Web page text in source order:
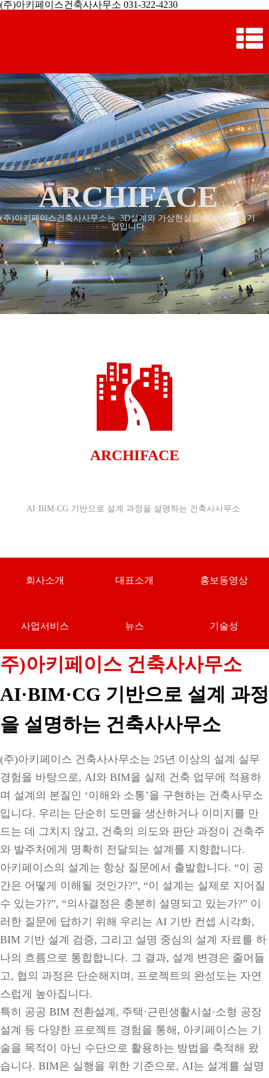
(주)아키페이스건축사사무소 031-322-4230
ARCHIFACE
(주)아키페이스건축사사무소는 3D설계와 가상현실을 특화한 벤처기
업입니다
ARCHIFACE
AI·BIM·CG 기반으로 설계 과정을 설명하는 건축사사무소
회사소개 대표소개 홍보동영상
사업서비스 뉴스 기술성
주)아키페이스 건축사사무소
AI·BIM·CG 기반으로 설계 과정
을 설명하는 건축사사무소
(주)아키페이스 건축사사무소는 25년 이상의 설계 실무
경험을 바탕으로, AI와 BIM을 실제 건축 업무에 적용하
며 설계의 본질인 ‘이해와 소통’을 구현하는 건축사무소
입니다. 우리는 단순히 도면을 생산하거나 이미지를 만
드는 데 그치지 않고, 건축의 의도와 판단 과정이 건축주
와 발주처에게 명확히 전달되는 설계를 지향합니다.
아키페이스의 설계는 항상 질문에서 출발합니다. “이 공
간은 어떻게 이해될 것인가?”, “이 설계는 실제로 지어질
수 있는가?”, “의사결정은 충분히 설명되고 있는가?” 이
러한 질문에 답하기 위해 우리는 AI 기반 컨셉 시각화,
BIM 기반 설계 검증, 그리고 설명 중심의 설계 자료를 하
나의 흐름으로 통합합니다. 그 결과, 설계 변경은 줄어들
고, 협의 과정은 단순해지며, 프로젝트의 완성도는 자연
스럽게 높아집니다.
특히 공공 BIM 전환설계, 주택·근린생활시설·소형 공장
설계 등 다양한 프로젝트 경험을 통해, 아키페이스는 기
술을 목적이 아닌 수단으로 활용하는 방법을 축적해 왔
습니다. BIM은 실행을 위한 기준으로, AI는 설계를 설명